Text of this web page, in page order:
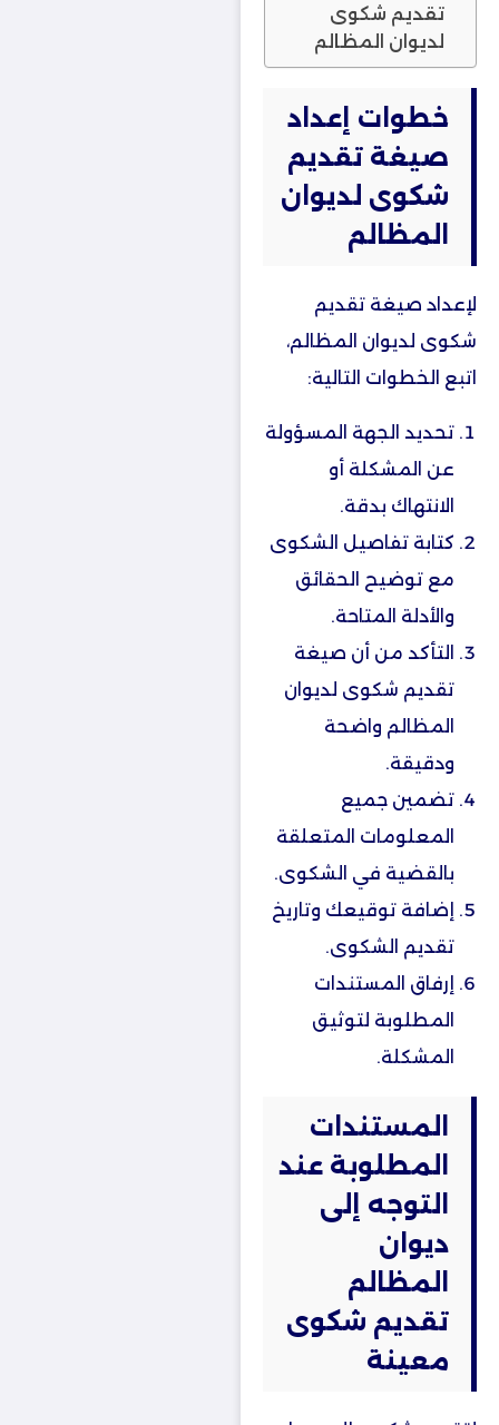
تقديم شكوى
لديوان المظالم
خطوات إعداد
صيغة تقديم
شكوى لديوان
المظالم
لإعداد صيغة تقديم
شكوى لديوان المظالم،
اتبع الخطوات التالية:
تحديد الجهة المسؤولة
عن المشكلة أو
الانتهاك بدقة.
كتابة تفاصيل الشكوى
مع توضيح الحقائق
والأدلة المتاحة.
التأكد من أن صيغة
تقديم شكوى لديوان
المظالم واضحة
ودقيقة.
تضمين جميع
المعلومات المتعلقة
بالقضية في الشكوى.
إضافة توقيعك وتاريخ
تقديم الشكوى.
إرفاق المستندات
المطلوبة لتوثيق
المشكلة.
المستندات
المطلوبة عند
التوجه إلى
ديوان
المظالم
تقديم شكوى
معينة